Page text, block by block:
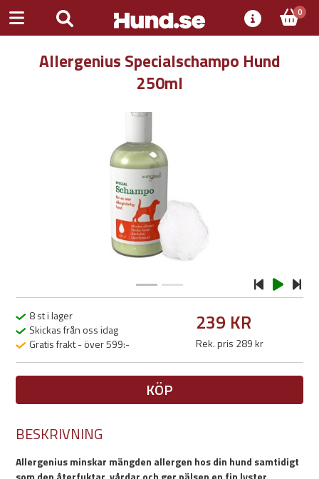
0
Allergenius Specialschampo Hund
250ml
8 st i lager
Skickas från oss idag
Gratis frakt - över 599:-
239 KR
Rek. pris 289 kr
KÖP
BESKRIVNING
Allergenius minskar mängden allergen hos din hund samtidigt